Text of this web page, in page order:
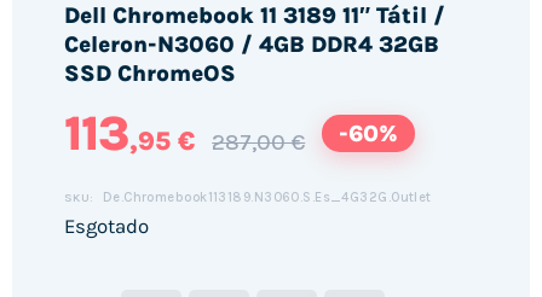
Dell Chromebook 11 3189 11″ Tátil /
Celeron-N3060 / 4GB DDR4 32GB
SSD ChromeOS
113,95 € 287,00 € -60%
SKU: De.Chromebook113189.N3060.S.Es_4G32G.Outlet
Esgotado